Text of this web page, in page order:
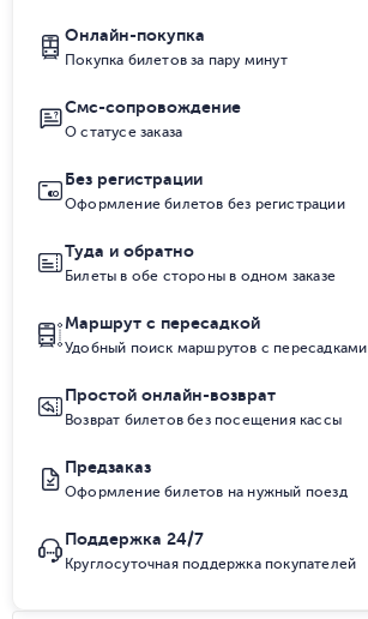
Онлайн-покупка
Покупка билетов за пару минут
Смс-сопровождение
О статусе заказа
Без регистрации
Оформление билетов без регистрации
Туда и обратно
Билеты в обе стороны в одном заказе
Маршрут с пересадкой
Удобный поиск маршрутов с пересадками
Простой онлайн-возврат
Возврат билетов без посещения кассы
Предзаказ
Оформление билетов на нужный поезд
Поддержка 24/7
Круглосуточная поддержка покупателей